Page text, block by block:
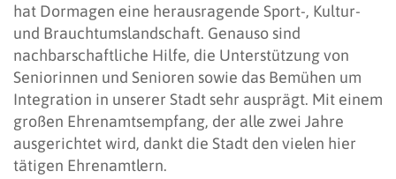
hat Dormagen eine herausragende Sport-, Kultur-
und Brauchtumslandschaft. Genauso sind
nachbarschaftliche Hilfe, die Unterstützung von
Seniorinnen und Senioren sowie das Bemühen um
Integration in unserer Stadt sehr ausprägt. Mit einem
großen Ehrenamtsempfang, der alle zwei Jahre
ausgerichtet wird, dankt die Stadt den vielen hier
tätigen Ehrenamtlern.